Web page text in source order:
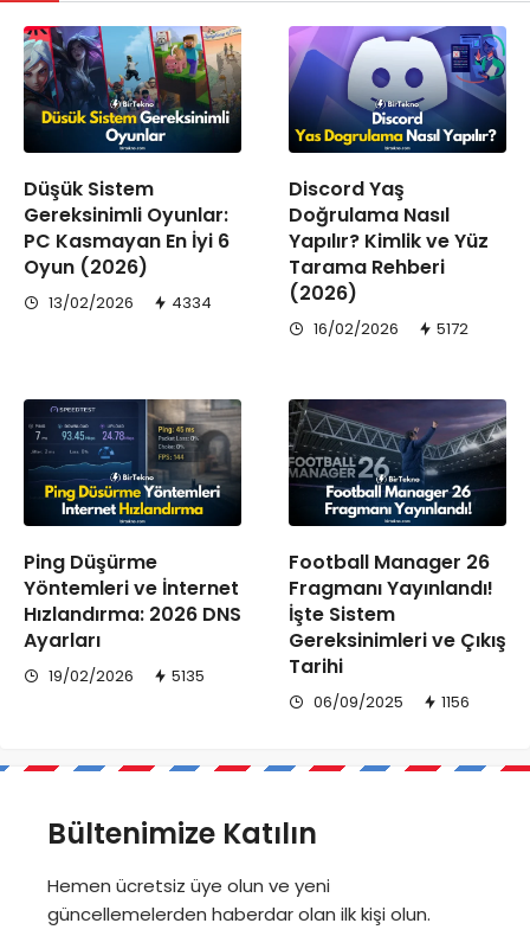
Düşük Sistem
Gereksinimli Oyunlar:
PC Kasmayan En İyi 6
Oyun (2026)
13/02/2026 4334
Discord Yaş
Doğrulama Nasıl
Yapılır? Kimlik ve Yüz
Tarama Rehberi
(2026)
16/02/2026 5172
Ping Düşürme
Yöntemleri ve İnternet
Hızlandırma: 2026 DNS
Ayarları
19/02/2026 5135
Football Manager 26
Fragmanı Yayınlandı!
İşte Sistem
Gereksinimleri ve Çıkış
Tarihi
06/09/2025 1156
Bültenimize Katılın
Hemen ücretsiz üye olun ve yeni
güncellemelerden haberdar olan ilk kişi olun.